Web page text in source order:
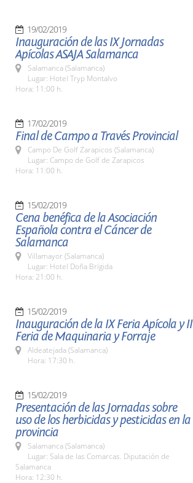
19/02/2019
Inauguración de las IX Jornadas
Apícolas ASAJA Salamanca
Salamanca (Salamanca)
Lugar: Hotel Tryp Montalvo
Hora: 11:00 h.
17/02/2019
Final de Campo a Través Provincial
Campo De Golf Zarapicos (Salamanca)
Lugar: Campo de Golf de Zarapicos
Hora: 11:00 h.
15/02/2019
Cena benéfica de la Asociación
Española contra el Cáncer de
Salamanca
Villamayor (Salamanca)
Lugar: Hotel Doña Brígida
Hora: 21:00 h.
15/02/2019
Inauguración de la IX Feria Apícola y II
Feria de Maquinaria y Forraje
Aldeatejada (Salamanca)
Hora: 17:30 h.
15/02/2019
Presentación de las Jornadas sobre
uso de los herbicidas y pesticidas en la
provincia
Salamanca (Salamanca)
Lugar: Sala de las Comarcas. Diputación de
Salamanca
Hora: 12:30 h.